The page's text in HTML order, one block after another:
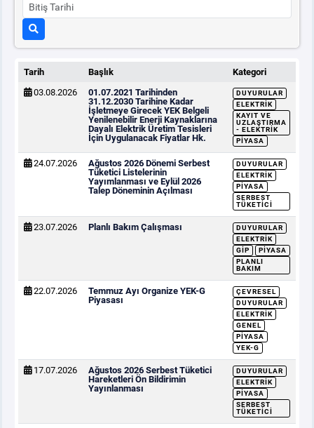
Tarih Başlık
Kategori
03.08.2026
01.07.2021 Tarihinden
31.12.2030 Tarihine Kadar
İşletmeye Girecek YEK Belgeli
Yenilenebilir Enerji Kaynaklarına
Dayalı Elektrik Üretim Tesisleri
İçin Uygulanacak Fiyatlar Hk.
DUYURULAR
ELEKTRIK
KAYIT VE
UZLAŞTIRMA
- ELEKTRIK
PIYASA
24.07.2026
Ağustos 2026 Dönemi Serbest
Tüketici Listelerinin
Yayımlanması ve Eylül 2026
Talep Döneminin Açılması
DUYURULAR
ELEKTRIK
PIYASA
SERBEST
TÜKETICI
23.07.2026 Planlı Bakım Çalışması
DUYURULAR
ELEKTRIK
GİP
PIYASA
PLANLI
BAKIM
22.07.2026
Temmuz Ayı Organize YEK-G
Piyasası
ÇEVRESEL
DUYURULAR
ELEKTRIK
GENEL
PIYASA
YEK-G
17.07.2026
Ağustos 2026 Serbest Tüketici
Hareketleri Ön Bildirimin
Yayınlanması
DUYURULAR
ELEKTRIK
PIYASA
SERBEST
TÜKETICI